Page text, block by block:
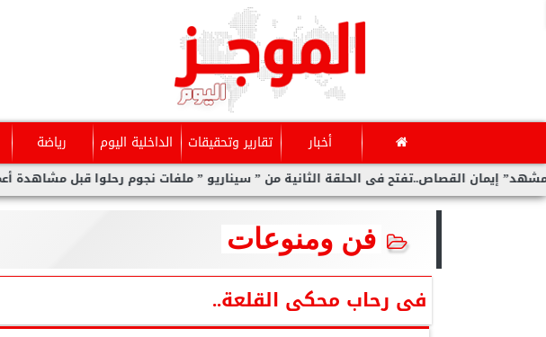
أخبار تقارير وتحقيقات الداخلية اليوم رياضة
فى الحلقة الثانية من ” سيناريو ” ملفات نجوم رحلوا قبل مشاهدة أعمالهم الأخيرة
فن ومنوعات
فى رحاب محكى القلعة..